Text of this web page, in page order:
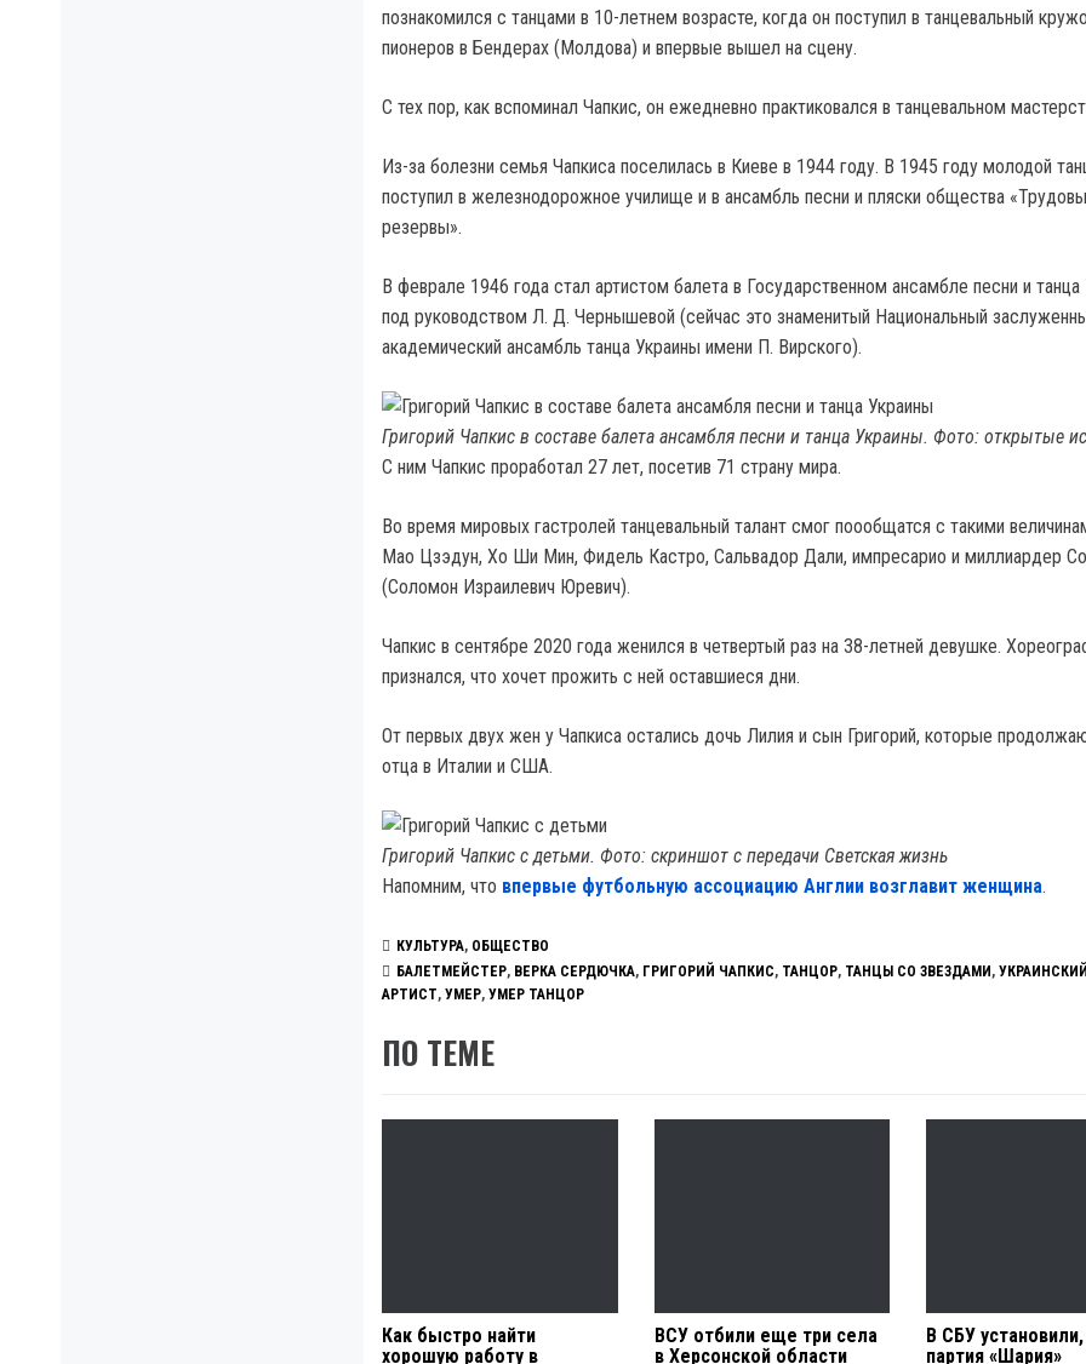
познакомился с танцами в 10-летнем возрасте, когда он поступил в танцевальный
пионеров в Бендерах (Молдова) и впервые вышел на сцену.
С тех пор, как вспоминал Чапкис, он ежедневно практиковался в танцевальном
Из-за болезни семья Чапкиса поселилась в Киеве в 1944 году. В 1945 году молодой
поступил в железнодорожное училище и в ансамбль песни и пляски общества
резервы».
В феврале 1946 года стал артистом балета в Государственном ансамбле песни и танца
под руководством Л. Д. Чернышевой (сейчас это знаменитый Национальный
академический ансамбль танца Украины имени П. Вирского).
Григорий Чапкис в составе балета ансамбля песни и танца Украины. Фото: открытые
С ним Чапкис проработал 27 лет, посетив 71 страну мира.
Во время мировых гастролей танцевальный талант смог поообщатся с такими
Мао Цзэдун, Хо Ши Мин, Фидель Кастро, Сальвадор Дали, импресарио и миллиардер
(Соломон Израилевич Юревич).
Чапкис в сентябре 2020 года женился в четвертый раз на 38-летней девушке.
признался, что хочет прожить с ней оставшиеся дни.
От первых двух жен у Чапкиса остались дочь Лилия и сын Григорий, которые
отца в Италии и США.
Григорий Чапкис с детьми. Фото: скриншот с передачи Светская жизнь
Напомним, что впервые футбольную ассоциацию Англии возглавит женщина.
КУЛЬТУРА, ОБЩЕСТВО
БАЛЕТМЕЙСТЕР, ВЕРКА СЕРДЮЧКА, ГРИГОРИЙ ЧАПКИС, ТАНЦОР, ТАНЦЫ СО ЗВЕЗДАМИ ,
АРТИСТ, УМЕР, УМЕР ТАНЦОР
ПО ТЕМЕ
Как быстро найти
хорошую работу в
ВСУ отбили еще три села
в Херсонской области
В СБУ
партия «Шария»